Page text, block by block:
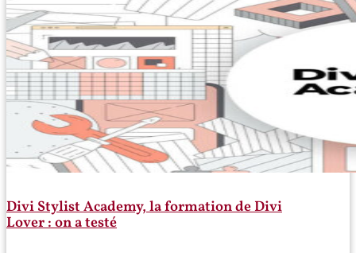
Divi Stylist Academy, la formation de Divi
Lover : on a testé